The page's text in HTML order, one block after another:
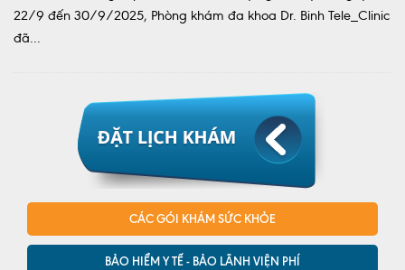
22/9 đến 30/9/2025, Phòng khám đa khoa Dr. Binh Tele_Clinic
đã...
CÁC GÓI KHÁM SỨC KHỎE
BẢO HIỂM Y TẾ - BẢO LÃNH VIỆN PHÍ